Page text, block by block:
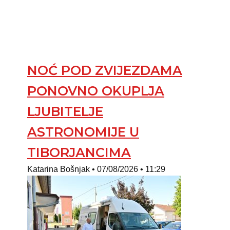
NOĆ POD ZVIJEZDAMA
PONOVNO OKUPLJA
LJUBITELJE
ASTRONOMIJE U
TIBORJANCIMA
Katarina Bošnjak 07/08/2026 11:29